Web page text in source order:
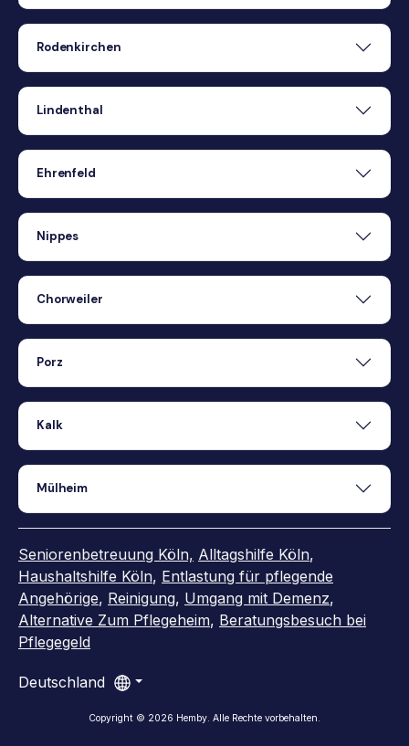
Rodenkirchen
Lindenthal
Ehrenfeld
Nippes
Chorweiler
Porz
Kalk
Mülheim
Seniorenbetreuung Köln, Alltagshilfe Köln,
Haushaltshilfe Köln, Entlastung für pflegende
Angehörige, Reinigung, Umgang mit Demenz,
Alternative Zum Pflegeheim, Beratungsbesuch bei
Pflegegeld
Deutschland
Copyright © 2026 Hemby. Alle Rechte vorbehalten.